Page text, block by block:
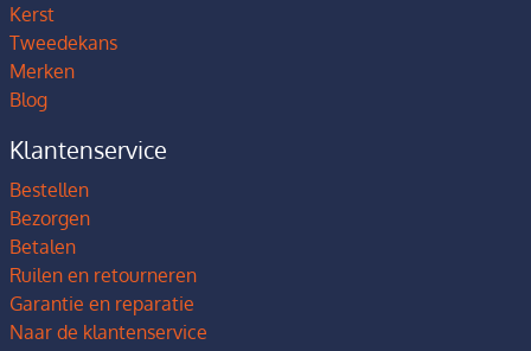
Kerst
Tweedekans
Merken
Blog
Klantenservice
Bestellen
Bezorgen
Betalen
Ruilen en retourneren
Garantie en reparatie
Naar de klantenservice